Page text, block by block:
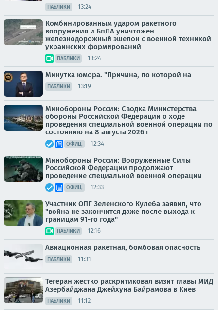
ПАБЛИКИ 13:24
Комбинированным ударом ракетного
вооружения и БпЛА уничтожен
железнодорожный эшелон с военной техникой
украинских формирований
ПАБЛИКИ 13:24
Минутка юмора. "Причина, по которой на
ПАБЛИКИ 13:19
Минобороны России: Сводка Министерства
обороны Российской Федерации о ходе
проведения специальной военной операции по
состоянию на 8 августа 2026 г
ОФИЦ. 12:34
Минобороны России: Вооруженные Силы
Российской Федерации продолжают
проведение специальной военной операции
ОФИЦ. 12:33
Участник ОПГ Зеленского Кулеба заявил, что
"война не закончится даже после выхода к
границам 91-го года"
ПАБЛИКИ 12:16
Авиационная ракетная, бомбовая опасность
ПАБЛИКИ 11:31
Тегеран жестко раскритиковал визит главы МИД
Азербайджана Джейхуна Байрамова в Киев
ПАБЛИКИ 11:12